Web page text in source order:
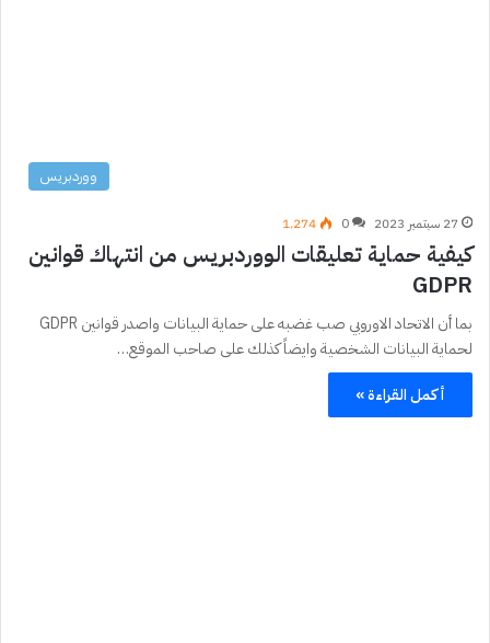
ووردبريس
27 سبتمبر 2023 0 1٬274
كيفية حماية تعليقات الووردبريس من انتهاك قوانين
GDPR
بما أن الاتحاد الاوروبي صب غضبه على حماية البيانات واصدر قوانين GDPR
لحماية البيانات الشخصية وايضاً كذلك على صاحب الموقع…
أكمل القراءة »